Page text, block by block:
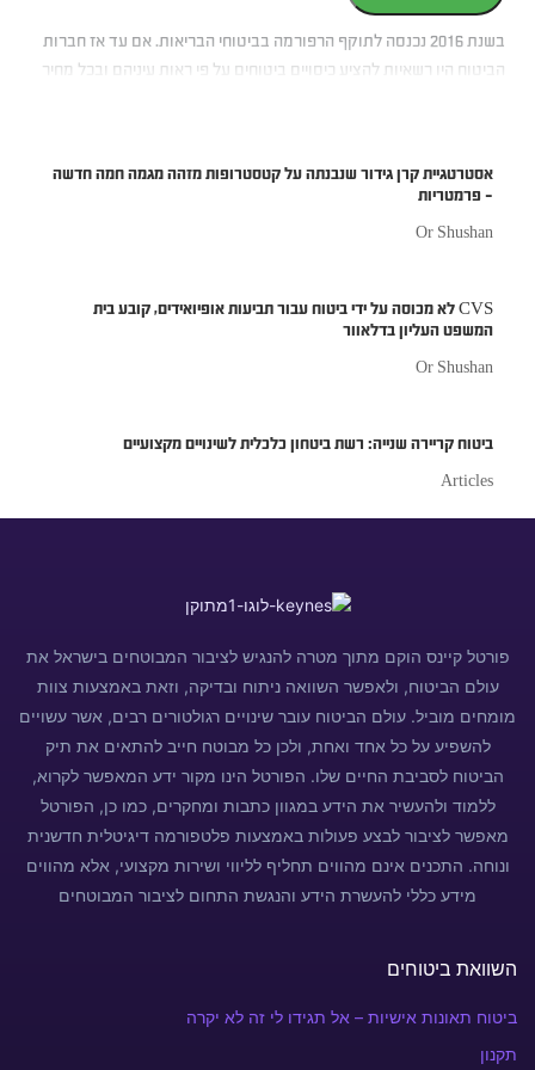
בשנת 2016 נכנסה לתוקף הרפורמה בביטוחי הבריאות. אם עד אז חברות
הביטוח היו רשאיות להציע כיסויים ביטוחים על פי ראות עיניהם ובכל מחיר
שכל חברת ביטוח מציעה.
אסטרטגיית קרן גידור שנבנתה על קטסטרופות מזהה מגמה חמה חדשה
– פרמטריות
Or Shushan
CVS לא מכוסה על ידי ביטוח עבור תביעות אופיואידים, קובע בית
המשפט העליון בדלאוור
Or Shushan
ביטוח קריירה שנייה: רשת ביטחון כלכלית לשינויים מקצועיים
Articles
פורטל קיינס הוקם מתוך מטרה להנגיש לציבור המבוטחים בישראל את
עולם הביטוח, ולאפשר השוואה ניתוח ובדיקה, וזאת באמצעות צוות
מומחים מוביל. עולם הביטוח עובר שינויים רגולטורים רבים, אשר עשויים
להשפיע על כל אחד ואחת, ולכן כל מבוטח חייב להתאים את תיק
הביטוח לסביבת החיים שלו. הפורטל הינו מקור ידע המאפשר לקרוא,
ללמוד ולהעשיר את הידע במגוון כתבות ומחקרים, כמו כן, הפורטל
מאפשר לציבור לבצע פעולות באמצעות פלטפורמה דיגיטלית חדשנית
ונוחה. התכנים אינם מהווים תחליף לליווי ושירות מקצועי, אלא מהווים
מידע כללי להעשרת הידע והנגשת התחום לציבור המבוטחים
השוואת ביטוחים
ביטוח תאונות אישיות – אל תגידו לי זה לא יקרה
תקנון